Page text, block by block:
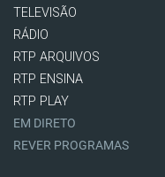
TELEVISÃO
RÁDIO
RTP ARQUIVOS
RTP ENSINA
RTP PLAY
EM DIRETO
REVER PROGRAMAS